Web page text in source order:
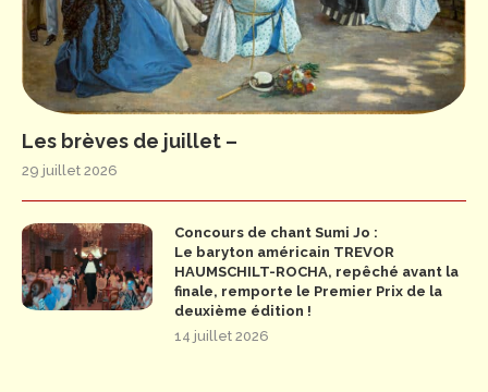
Les brèves de juillet –
29 juillet 2026
Concours de chant Sumi Jo :
Le baryton américain TREVOR
HAUMSCHILT-ROCHA, repêché avant la
finale, remporte le Premier Prix de la
deuxième édition !
14 juillet 2026